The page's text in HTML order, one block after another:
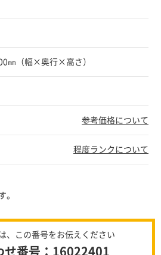
㎜（幅×奥行×高さ）
参考価格について
程度ランクについて
。
、この番号をお伝えください
せ番号：16022401